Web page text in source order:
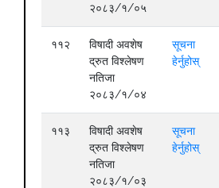
२०८३/१/०५
११२
विषादी अवशेष
द्रुत विश्लेषण
नतिजा
२०८३/१/०४
सूचना
हेर्नुहोस्
११३
विषादी अवशेष
द्रुत विश्लेषण
नतिजा
२०८३/१/०३
सूचना
हेर्नुहोस्